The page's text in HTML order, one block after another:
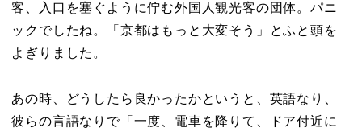
客、入口を塞ぐように佇む外国人観光客の団体。パニ
ックでしたね。「京都はもっと大変そう」とふと頭を
よぎりました。
あの時、どうしたら良かったかというと、英語なり、
彼らの言語なりで「一度、電車を降りて、ドア付近に